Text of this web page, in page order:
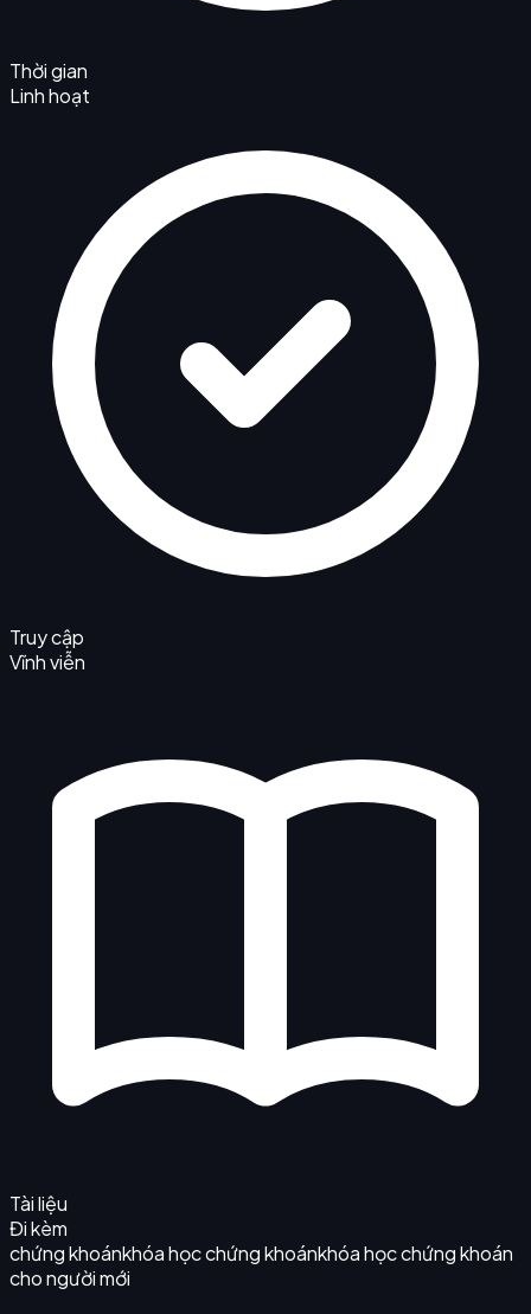
Thời gian
Linh hoạt
Truy cập
Vĩnh viễn
Tài liệu
Đi kèm
chứng khoánkhóa học chứng khoánkhóa học chứng khoán
cho người mới